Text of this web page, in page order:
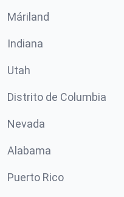
Máriland
Indiana
Utah
Distrito de Columbia
Nevada
Alabama
Puerto Rico